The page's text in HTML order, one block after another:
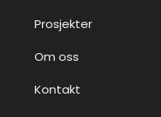
Prosjekter
Om oss
Kontakt